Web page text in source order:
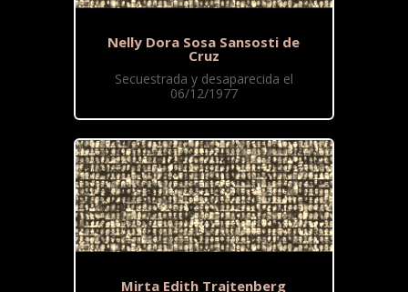
Nelly Dora Sosa Sansosti de
Cruz
Secuestrada y desaparecida el
06/12/1977
Mirta Edith Trajtenberg